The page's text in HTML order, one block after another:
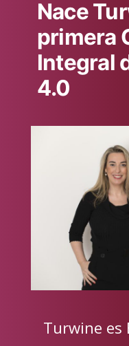
Nace
primera
Integral
4.0
Turwine es